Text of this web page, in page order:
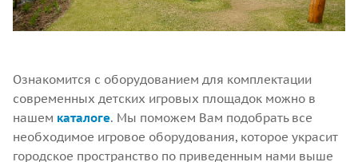
Ознакомится с оборудованием для комплектации
современных детских игровых площадок можно в
нашем каталоге. Мы поможем Вам подобрать все
необходимое игровое оборудования, которое украсит
городское пространство по приведенным нами выше